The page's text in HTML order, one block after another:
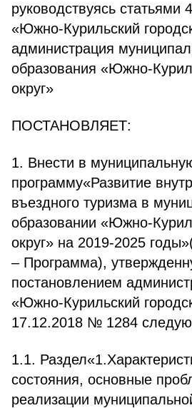
руководствуясь
«Южно-Курильский
администрация
образования «Южно-
округ»
ПОСТАНОВЛЯЕТ:
1. Внести в
программу«Развитие
въездного туризма в
образовании «Южно-
округ» на 2019-2025
– Программа),
постановлением
«Южно-Курильский
17.12.2018 № 1284
1.1.
состояния, основные
реализации